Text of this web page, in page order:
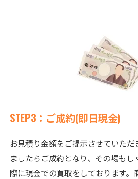
STEP3：ご成約(即日現金)
お見積り金額をご提示させていただ
ましたらご成約となり、その場も
際に現金での買取をしております。